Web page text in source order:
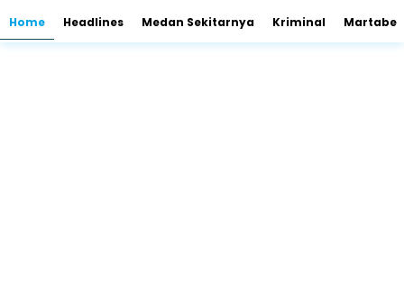
Home Headlines Medan Sekitarnya Kriminal Martabe